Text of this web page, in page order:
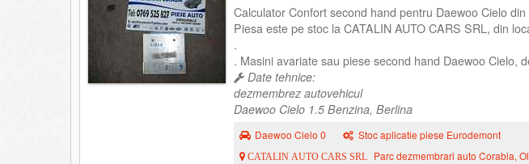
Calculator Confort second hand pentru Daewoo Cielo din
Piesa este pe stoc la CATALIN AUTO CARS SRL, din
.
. Masini avariate sau piese second hand Daewoo Cielo,
Date tehnice:
dezmembrez autovehicul
Daewoo Cielo 1.5 Benzina, Berlina
Daewoo Cielo 0 Stoc aplicatie piese Eurodemont
CATALIN AUTO CARS SRL Parc dezmembrari auto Corabia,